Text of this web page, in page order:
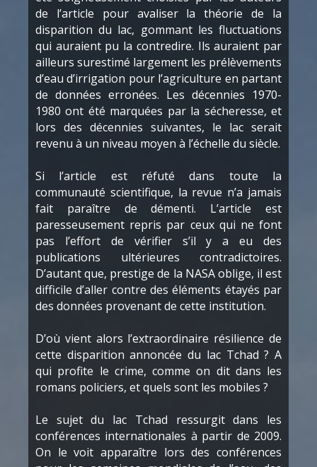
de l’article pour avaliser la théorie de la
disparition du lac, gommant les fluctuations
qui auraient pu la contredire. Ils auraient par
ailleurs surestimé largement les prélèvements
d’eau d’irrigation pour l’agriculture en partant
de données erronées. Les décennies 1970-
1980 ont été marquées par la sécheresse, et
lors des décennies suivantes, le lac serait
revenu à un niveau moyen à l’échelle du siècle.
Si l’article est réfuté dans toute la
communauté scientifique, la revue n’a jamais
fait paraître de démenti. L’article est
paresseusement repris par ceux qui ne font
pas l’effort de vérifier s’il y a eu des
publications ultérieures contradictoires.
D’autant que, prestige de la NASA oblige, il est
difficile d’aller contre des éléments étayés par
des données provenant de cette institution.
D’où vient alors l’extraordinaire résilience de
cette disparition annoncée du lac Tchad ? A
qui profite le crime, comme on dit dans les
romans policiers, et quels sont les mobiles ?
Le sujet du lac Tchad ressurgit dans les
conférences internationales à partir de 2009.
On le voit apparaître lors des conférences